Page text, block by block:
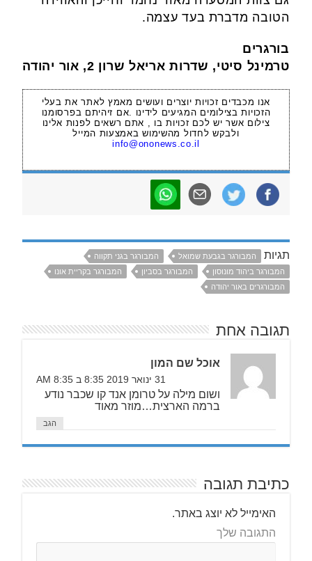
הטובה מדברת בעד עצמה.
בורגרים
טרמינל סיטי, שדרות אריאל שרון 2, אור יהודה
אנו מכבדים זכויות יוצרים ועושים מאמץ לאתר את בעלי
הזכויות בצילומים המגיעים לידינו .אם זיהיתם בפרסומנו
צילום אשר יש לכם זכויות בו , אתם רשאים לפנות אלינו
ולבקש לחדול מהשימוש באמצעות המייל
info@ononews.co.il
תגיות המבורגר בגבעת שמואל
המבורגר בגני תקווה
המבורגר ביהוד מונוסון
המבורגר בסביון
המבורגר בקריית אונו
המבורגרים באור יהודה
תגובה אחת
אוכל שם המון
31 ינואר 2019 8:35 ב 8:35 AM
ושום מילה על טרומן אנד קו שכבר נודע
ברמה הארצית…מוזר מאוד
הגב
כתיבת תגובה
האימייל לא יוצג באתר.
התגובה שלך